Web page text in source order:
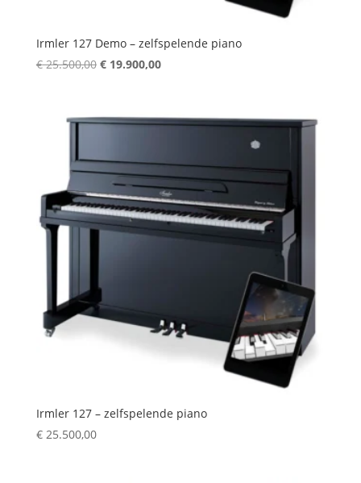
Irmler 127 Demo – zelfspelende piano
€25.500,00 Oorspronkelijke
€ 25.500,00.
€19.900,00Huidige
€ 19.900,00.
Irmler 127 – zelfspelende piano
€25.500,00